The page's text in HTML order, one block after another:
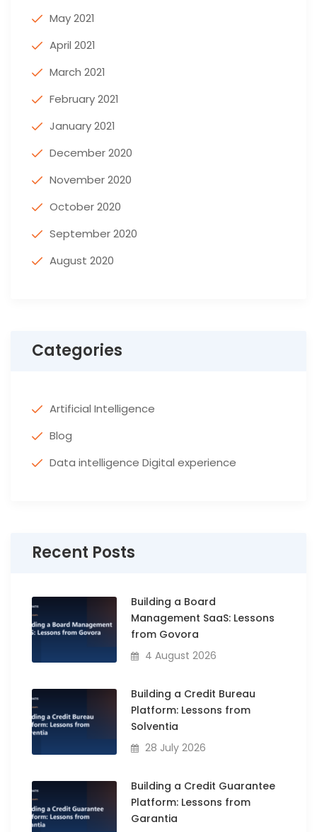
May 2021
April 2021
March 2021
February 2021
January 2021
December 2020
November 2020
October 2020
September 2020
August 2020
Categories
Artificial Intelligence
Blog
Data intelligence Digital experience
Recent Posts
Building a Board
Management SaaS: Lessons
from Govora
4 August 2026
Building a Credit Bureau
Platform: Lessons from
Solventia
28 July 2026
Building a Credit Guarantee
Platform: Lessons from
Garantia